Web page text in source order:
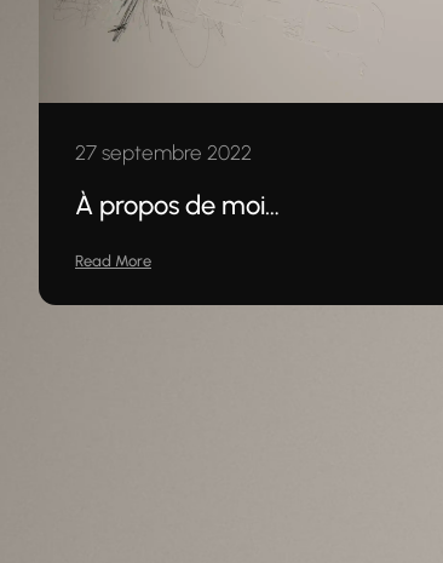
27 septembre 2022
À propos de moi…
Read More